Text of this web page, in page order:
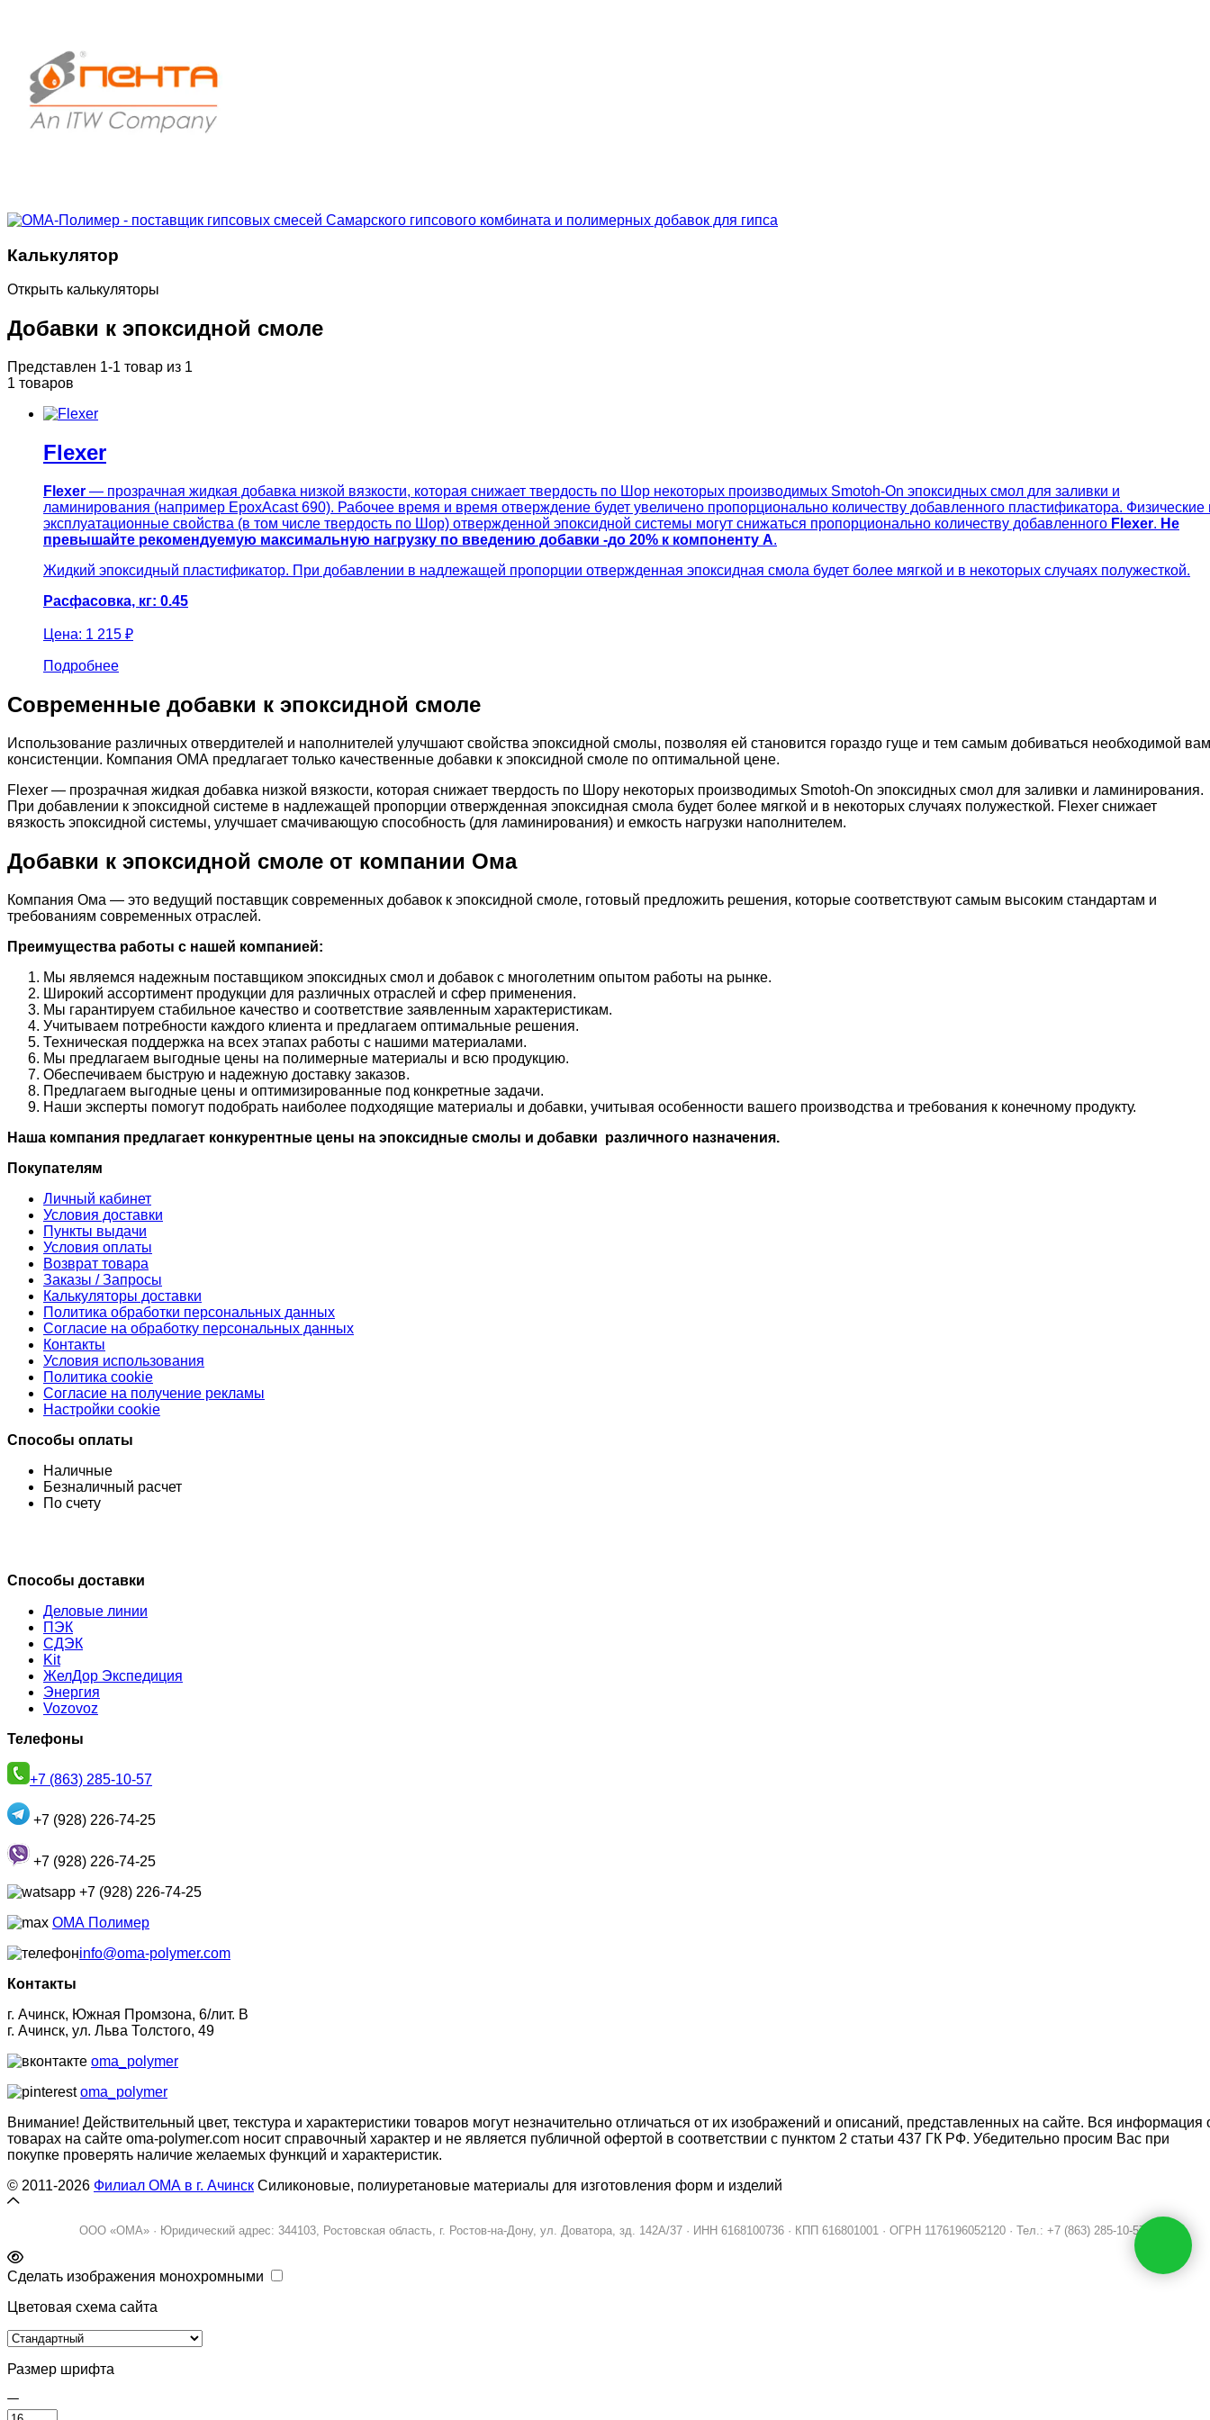
Калькулятор
Открыть калькуляторы
Добавки к эпоксидной смоле
Представлен 1-1 товар из 1
1 товаров
Flexer
Flexer — прозрачная жидкая добавка низкой вязкости, которая снижает твердость по Шор некоторых производимых Smotoh-On эпоксидных смол для заливки и
ламинирования (например EpoxАcast 690). Рабочее время и время отверждение будет увеличено пропорционально количеству добавленного пластификатора. Физические
эксплуатационные свойства (в том числе твердость по Шор) отвержденной эпоксидной системы могут снижаться пропорционально количеству добавленного Flexer. Не
превышайте рекомендуемую максимальную нагрузку по введению добавки -до 20% к компоненту А.
Жидкий эпоксидный пластификатор. При добавлении в надлежащей пропорции отвержденная эпоксидная смола будет более мягкой и в некоторых случаях полужесткой.
Расфасовка, кг: 0.45
Цена: 1 215 ₽
Подробнее
Современные добавки к эпоксидной смоле
Использование различных отвердителей и наполнителей улучшают свойства эпоксидной смолы, позволяя ей становится гораздо гуще и тем самым добиваться необходимой вам
консистенции. Компания ОМА предлагает только качественные добавки к эпоксидной смоле по оптимальной цене.
Flexer — прозрачная жидкая добавка низкой вязкости, которая снижает твердость по Шору некоторых производимых Smotoh-On эпоксидных смол для заливки и ламинирования.
При добавлении к эпоксидной системе в надлежащей пропорции отвержденная эпоксидная смола будет более мягкой и в некоторых случаях полужесткой. Flexer снижает
вязкость эпоксидной системы, улучшает смачивающую способность (для ламинирования) и емкость нагрузки наполнителем.
Добавки к эпоксидной смоле от компании Ома
Компания Ома — это ведущий поставщик современных добавок к эпоксидной смоле, готовый предложить решения, которые соответствуют самым высоким стандартам и
требованиям современных отраслей.
Преимущества работы с нашей компанией:
Мы являемся надежным поставщиком эпоксидных смол и добавок с многолетним опытом работы на рынке.
Широкий ассортимент продукции для различных отраслей и сфер применения.
Мы гарантируем стабильное качество и соответствие заявленным характеристикам.
Учитываем потребности каждого клиента и предлагаем оптимальные решения.
Техническая поддержка на всех этапах работы с нашими материалами.
Мы предлагаем выгодные цены на полимерные материалы и всю продукцию.
Обеспечиваем быструю и надежную доставку заказов.
Предлагаем выгодные цены и оптимизированные под конкретные задачи.
Наши эксперты помогут подобрать наиболее подходящие материалы и добавки, учитывая особенности вашего производства и требования к конечному продукту.
Наша компания предлагает конкурентные цены на эпоксидные смолы и добавки различного назначения.
Покупателям
Личный кабинет
Условия доставки
Пункты выдачи
Условия оплаты
Возврат товара
Заказы / Запросы
Калькуляторы доставки
Политика обработки персональных данных
Согласие на обработку персональных данных
Контакты
Условия использования
Политика cookie
Согласие на получение рекламы
Настройки cookie
Способы оплаты
Наличные
Безналичный расчет
По счету
Способы доставки
Деловые линии
ПЭК
СДЭК
Kit
ЖелДор Экспедиция
Энергия
Vozovoz
Телефоны
+7 (863) 285-10-57
+7 (928) 226-74-25
+7 (928) 226-74-25
+7 (928) 226-74-25
ОМА Полимер
info@oma-polymer.com
Контакты
г. Ачинск, Южная Промзона, 6/лит. В
г. Ачинск, ул. Льва Толстого, 49
oma_polymer
oma_polymer
Внимание! Действительный цвет, текстура и характеристики товаров могут незначительно отличаться от их изображений и описаний, представленных на сайте. Вся информация
товарах на сайте oma-polymer.com носит справочный характер и не является публичной офертой в соответствии с пунктом 2 статьи 437 ГК РФ. Убедительно просим Вас при
покупке проверять наличие желаемых функций и характеристик.
© 2011-2026 Филиал ОМА в г. Ачинск Силиконовые, полиуретановые материалы для изготовления форм и изделий
ООО «ОМА» · Юридический адрес: 344103, Ростовская область, г. Ростов-на-Дону, ул. Доватора, зд. 142А/37 · ИНН 6168100736 · КПП 616801001 · ОГРН 1176196052120 · Тел.: +7 (863) 285-10-57
Сделать изображения монохромными
Цветовая схема сайта
Размер шрифта